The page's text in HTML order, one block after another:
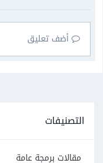
أضف تعليق
التصنيفات
مقالات برمجة عامة